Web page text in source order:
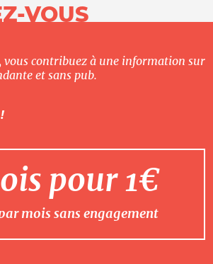
VOUS
vous contribuez à une information sur
et sans pub.
pour 1€
mois sans engagement